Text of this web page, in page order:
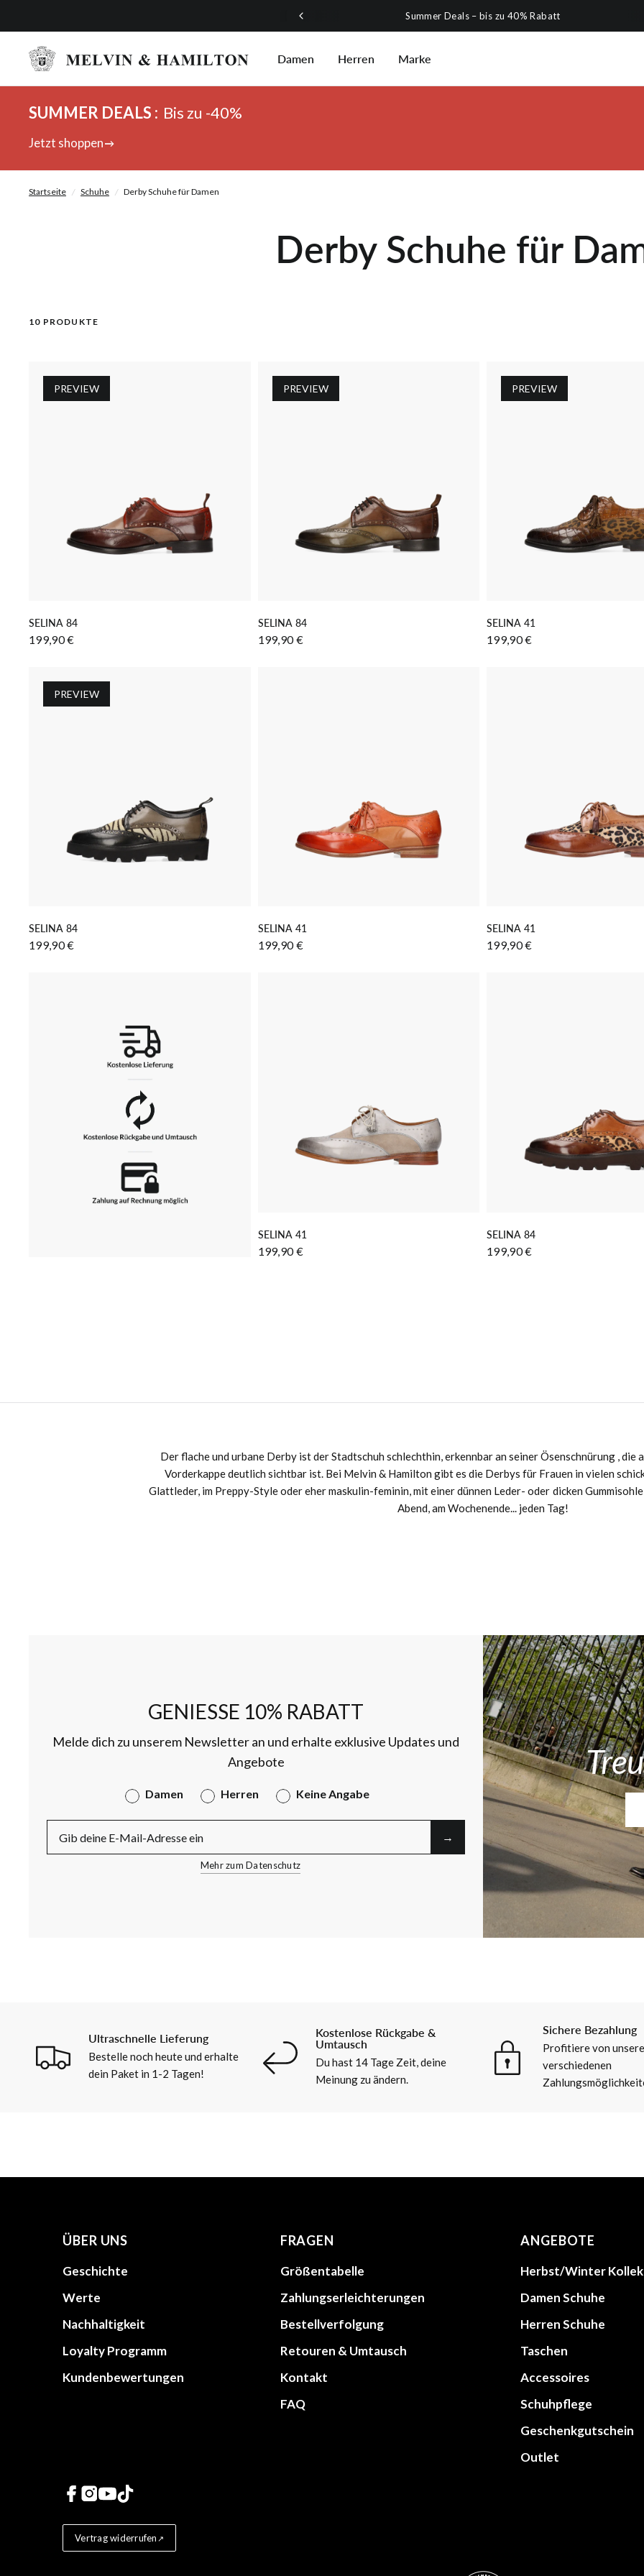
Summer Deals – bis zu 40% Rabatt
Damen Herren Marke
SUMMER DEALS : Bis zu -40%
Jetzt shoppen
Startseite / Schuhe / Derby Schuhe für Damen
Derby Schuhe für
10 PRODUKTE
PREVIEW
SELINA 84
199,90 €
PREVIEW
SELINA 84
199,90 €
PREVIEW
SELINA 41
199,90 €
PREVIEW
SELINA 84
199,90 €
SELINA 41
199,90 €
SELINA 41
199,90 €
SELINA 41
199,90 €
SELINA 84
199,90 €
Der flache und urbane Derby ist der Stadtschuh schlechthin, erkennbar an seiner Ösenschnürung , die
Vorderkappe deutlich sichtbar ist. Bei Melvin & Hamilton gibt es die Derbys für Frauen in vielen
Glattleder, im Preppy-Style oder eher maskulin-feminin, mit einer dünnen Leder- oder dicken
Abend, am Wochenende... jeden Tag!
GENIESSE 10% RABATT
Melde dich zu unserem Newsletter an und erhalte exklusive Updates und
Angebote
Damen Herren Keine Angabe
→︎
Mehr zum Datenschutz
Ultraschnelle Lieferung
Bestelle noch heute und erhalte
dein Paket in 1-2 Tagen!
Kostenlose Rückgabe &
Umtausch
Du hast 14 Tage Zeit, deine
Meinung zu ändern.
Sichere Bezahlung
Profitiere von
verschiedenen
ÜBER UNS
Geschichte
Werte
Nachhaltigkeit
Loyalty Programm
Kundenbewertungen
FRAGEN
Größentabelle
Zahlungserleichterungen
Bestellverfolgung
Retouren & Umtausch
Kontakt
FAQ
ANGEBOTE
Herbst/Winter
Damen Schuhe
Herren Schuhe
Taschen
Accessoires
Schuhpflege
Geschenkgutschein
Outlet
Links zu sozialen Netzwerken
Vertrag widerrufen
Scannen zum Anmelden –